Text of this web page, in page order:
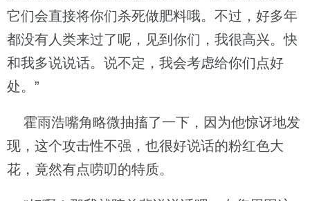
它们会直接将你们杀死做肥料哦。不过，好多年
都没有人类来过了呢，见到你们，我很高兴。快
和我多说说话。说不定，我会考虑给你们点好
处。”
霍雨浩嘴角略微抽搐了一下，因为他惊讶地发
现，这个攻击性不强，也很好说话的粉红色大
花，竟然有点唠叨的特质。